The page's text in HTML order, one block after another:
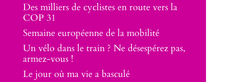
Des milliers de cyclistes en route vers la
COP 31
Semaine européenne de la mobilité
Un vélo dans le train ? Ne désespérez pas,
armez-vous !
Le jour où ma vie a basculé